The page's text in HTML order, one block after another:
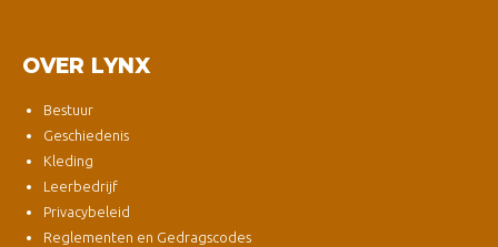
OVER LYNX
Bestuur
Geschiedenis
Kleding
Leerbedrijf
Privacybeleid
Reglementen en Gedragscodes